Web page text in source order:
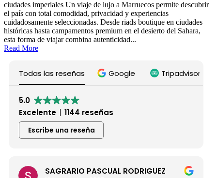
ciudades imperiales Un viaje de lujo a Marruecos permite descubrir
el país con total comodidad, privacidad y experiencias
cuidadosamente seleccionadas. Desde riads boutique en ciudades
históricas hasta campamentos premium en el desierto del Sahara,
esta forma de viajar combina autenticidad...
Read More
Todas las reseñas Google Tripadvisor
5.0
Excelente
1144 reseñas
Escribe una reseña
SAGRARIO PASCUAL RODRIGUEZ